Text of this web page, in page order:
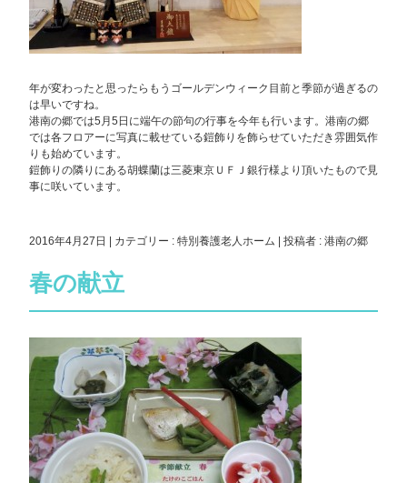
年が変わったと思ったらもうゴールデンウィーク目前と季節が過ぎるの
は早いですね。
港南の郷では5月5日に端午の節句の行事を今年も行います。港南の郷
では各フロアーに写真に載せている鎧飾りを飾らせていただき雰囲気作
りも始めています。
鎧飾りの隣りにある胡蝶蘭は三菱東京ＵＦＪ銀行様より頂いたもので見
事に咲いています。
2016年4月27日 カテゴリー : 特別養護老人ホーム 投稿者 : 港南の郷
春の献立